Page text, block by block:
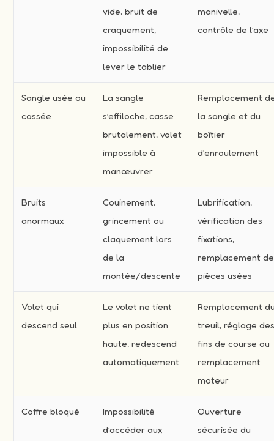
vide, bruit de
craquement,
impossibilité de
lever le tablier
manivelle,
contrôle de l’axe
Sangle usée ou
cassée
La sangle
s’effiloche, casse
brutalement, volet
impossible à
manœuvrer
Remplacement
la sangle et du
boîtier
d’enroulement
Bruits
anormaux
Couinement,
grincement ou
claquement lors
de la
montée/descente
Lubrification,
vérification des
fixations,
remplacement de
pièces usées
Volet qui
descend seul
Le volet ne tient
plus en position
haute, redescend
automatiquement
Remplacement
treuil, réglage
fins de course ou
remplacement
moteur
Coffre bloqué
Impossibilité
d’accéder aux
Ouverture
sécurisée du